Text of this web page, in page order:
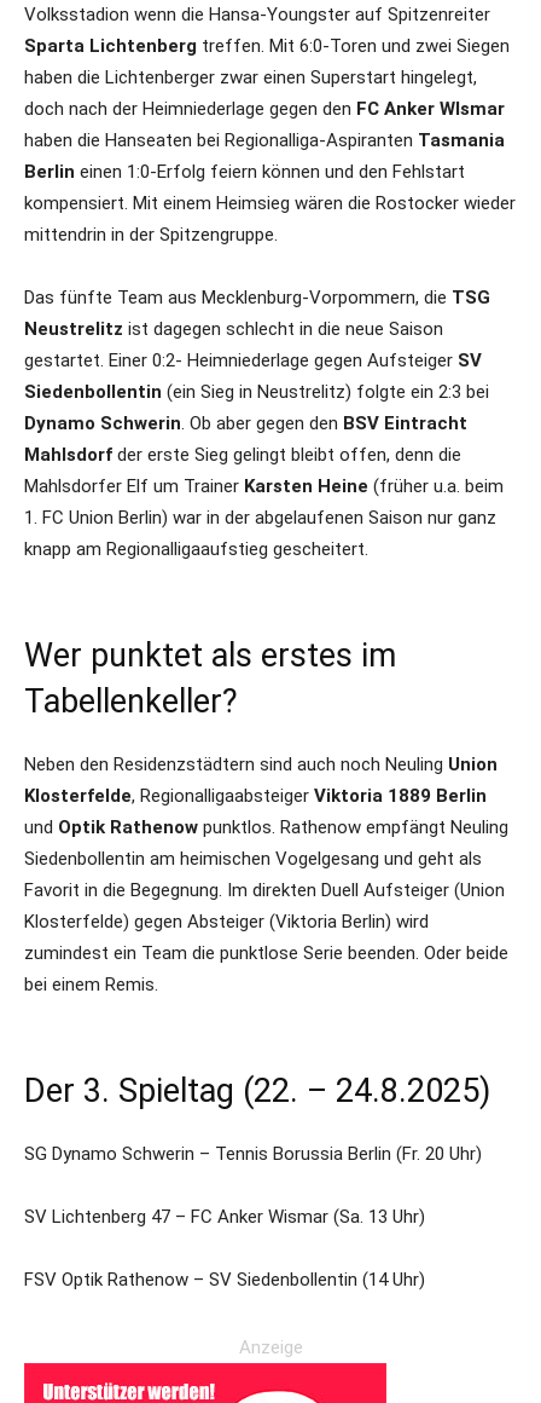
Volksstadion wenn die Hansa-Youngster auf Spitzenreiter
Sparta Lichtenberg treffen. Mit 6:0-Toren und zwei Siegen
haben die Lichtenberger zwar einen Superstart hingelegt,
doch nach der Heimniederlage gegen den FC Anker WIsmar
haben die Hanseaten bei Regionalliga-Aspiranten Tasmania
Berlin einen 1:0-Erfolg feiern können und den Fehlstart
kompensiert. Mit einem Heimsieg wären die Rostocker wieder
mittendrin in der Spitzengruppe.
Das fünfte Team aus Mecklenburg-Vorpommern, die TSG
Neustrelitz ist dagegen schlecht in die neue Saison
gestartet. Einer 0:2- Heimniederlage gegen Aufsteiger SV
Siedenbollentin (ein Sieg in Neustrelitz) folgte ein 2:3 bei
Dynamo Schwerin. Ob aber gegen den BSV Eintracht
Mahlsdorf der erste Sieg gelingt bleibt offen, denn die
Mahlsdorfer Elf um Trainer Karsten Heine (früher u.a. beim
1. FC Union Berlin) war in der abgelaufenen Saison nur ganz
knapp am Regionalligaaufstieg gescheitert.
Wer punktet als erstes im
Tabellenkeller?
Neben den Residenzstädtern sind auch noch Neuling Union
Klosterfelde, Regionalligaabsteiger Viktoria 1889 Berlin
und Optik Rathenow punktlos. Rathenow empfängt Neuling
Siedenbollentin am heimischen Vogelgesang und geht als
Favorit in die Begegnung. Im direkten Duell Aufsteiger (Union
Klosterfelde) gegen Absteiger (Viktoria Berlin) wird
zumindest ein Team die punktlose Serie beenden. Oder beide
bei einem Remis.
Der 3. Spieltag (22. – 24.8.2025)
SG Dynamo Schwerin – Tennis Borussia Berlin (Fr. 20 Uhr)
SV Lichtenberg 47 – FC Anker Wismar (Sa. 13 Uhr)
FSV Optik Rathenow – SV Siedenbollentin (14 Uhr)
Anzeige